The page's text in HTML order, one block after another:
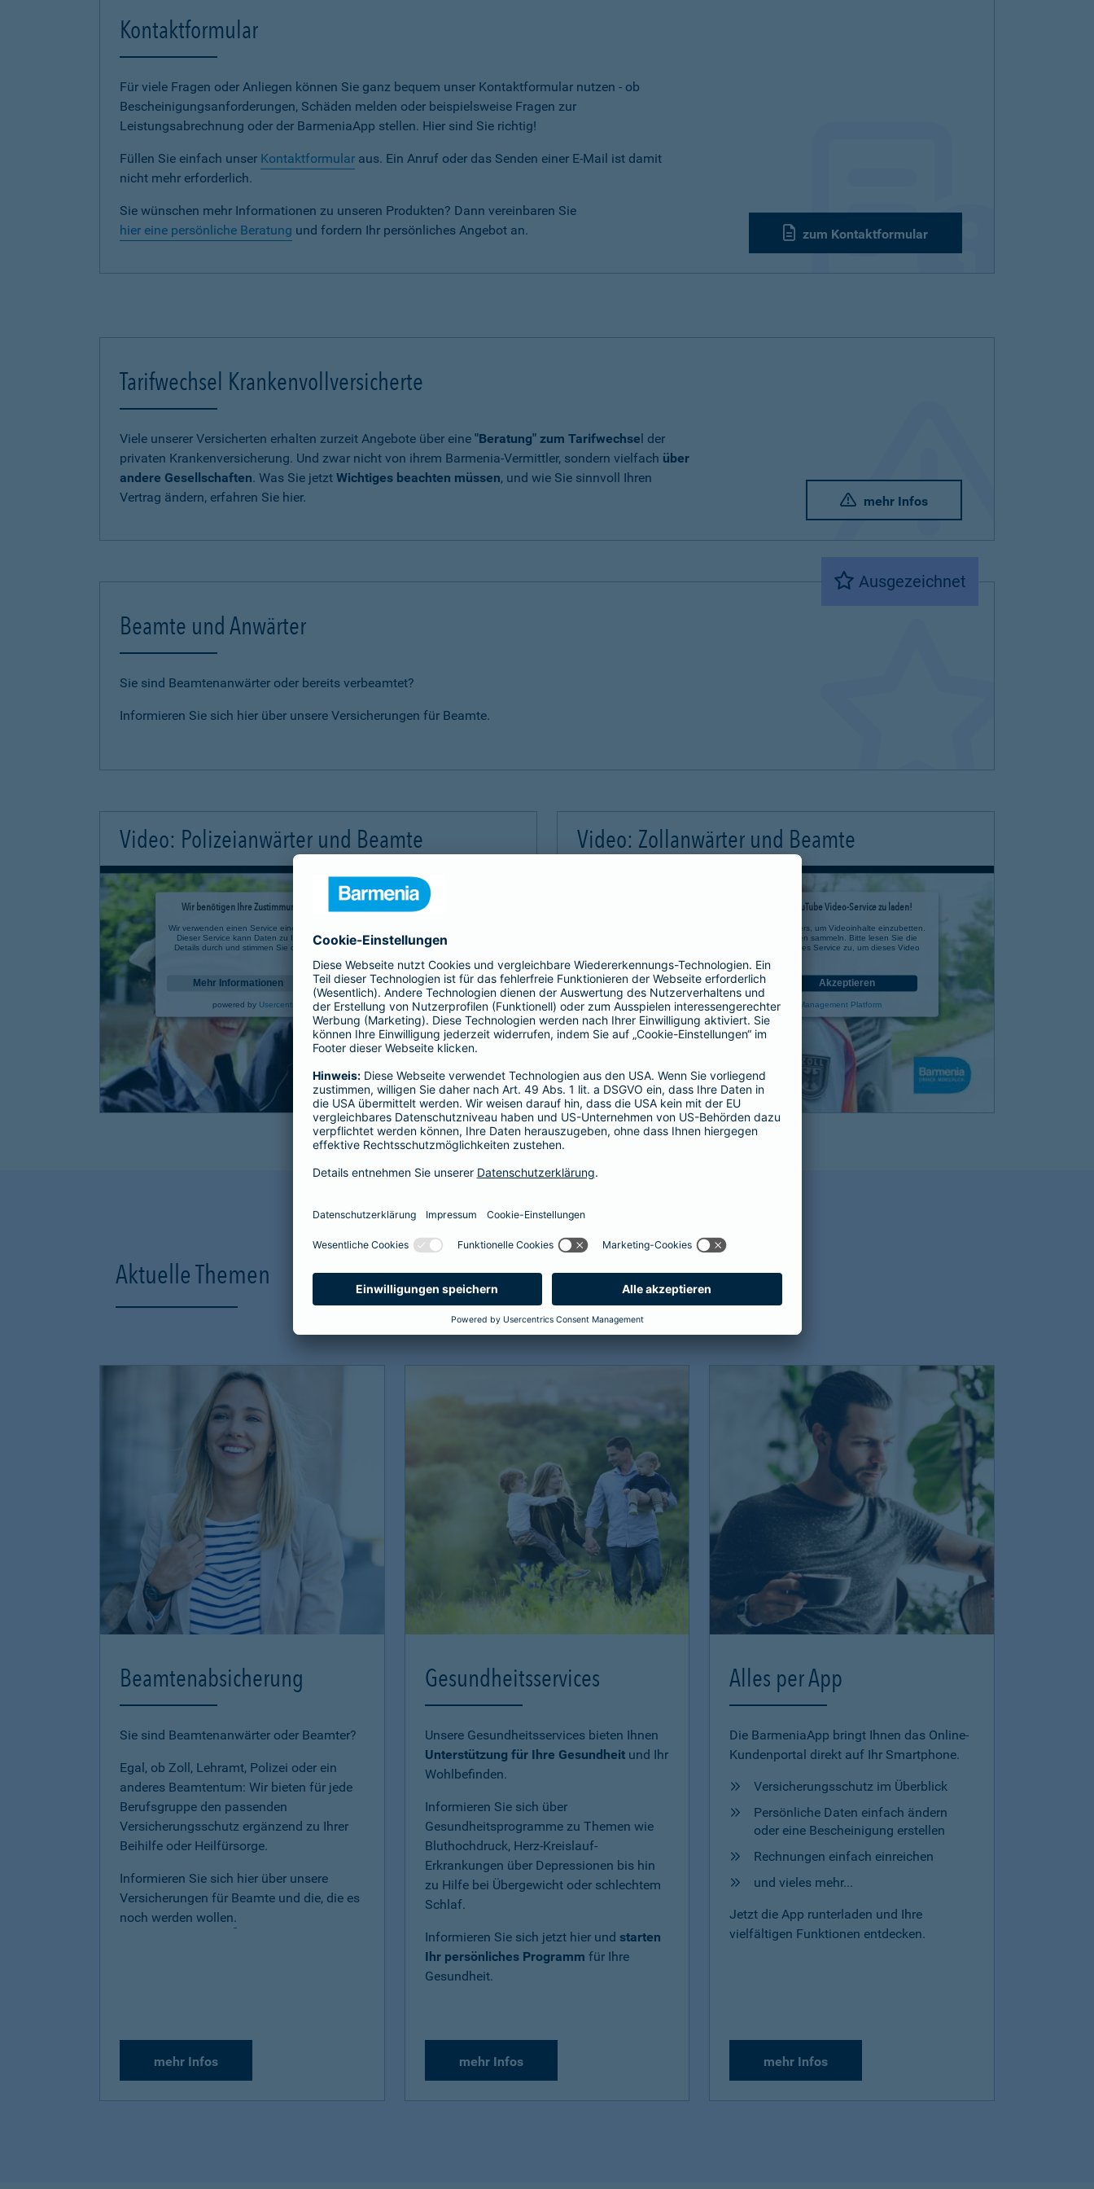
Kontaktformular
Für viele Fragen oder Anliegen können Sie ganz bequem unser Kontaktformular nutzen - ob
Bescheinigungsanforderungen, Schäden melden oder beispielsweise Fragen zur
Leistungsabrechnung oder der BarmeniaApp stellen. Hier sind Sie richtig!
Füllen Sie einfach unser Kontaktformular aus. Ein Anruf oder das Senden einer E-Mail ist damit
nicht mehr erforderlich.
Sie wünschen mehr Informationen zu unseren Produkten? Dann vereinbaren Sie
hier eine persönliche Beratung und fordern Ihr persönliches Angebot an. zum Kontaktformular
Tarifwechsel Krankenvollversicherte
Viele unserer Versicherten erhalten zurzeit Angebote über eine "Beratung" zum Tarifwechsel der
privaten Krankenversicherung. Und zwar nicht von ihrem Barmenia-Vermittler, sondern vielfach über
andere Gesellschaften. Was Sie jetzt Wichtiges beachten müssen, und wie Sie sinnvoll Ihren
Vertrag ändern, erfahren Sie hier.
mehr Infos
Ausgezeichnet
Beamte und Anwärter
Sie sind Beamtenanwärter oder bereits verbeamtet?
Informieren Sie sich hier über unsere Versicherungen für Beamte.
Video: Polizeianwärter und Beamte
Wir benötigen Ihre Zustimmung, um den YouTube Video-Service zu laden!
Wir verwenden einen Service eines Drittanbieters, um Videoinhalte einzubetten.
Dieser Service kann Daten zu Ihren Aktivitäten sammeln. Bitte lesen Sie die
Details durch und stimmen Sie der Nutzung des Service zu, um dieses Video
Mehr Informationen Akzeptieren
powered by Usercentrics Consent Management Platform
Video: Zollanwärter und Beamte
Wir benötigen Ihre Zustimmung, um den YouTube Video-Service zu laden!
Wir verwenden einen Service eines Drittanbieters, um Videoinhalte einzubetten.
Dieser Service kann Daten zu Ihren Aktivitäten sammeln. Bitte lesen Sie die
Details durch und stimmen Sie der Nutzung des Service zu, um dieses Video
Mehr Informationen Akzeptieren
powered byUsercentrics Consent Management Platform
Aktuelle Themen
Beamtenabsicherung
Sie sind Beamtenanwärter oder Beamter?
Egal, ob Zoll, Lehramt, Polizei oder ein
anderes Beamtentum: Wir bieten für jede
Berufsgruppe den passenden
Versicherungsschutz ergänzend zu Ihrer
Beihilfe oder Heilfürsorge.
Informieren Sie sich hier über unsere
Versicherungen für Beamte und die, die es
noch werden wollen.
mehr Infos
Gesundheitsservices
Unsere Gesundheitsservices bieten Ihnen
Unterstützung für Ihre Gesundheitund Ihr
Wohlbefinden.
Informieren Sie sich über
Gesundheitsprogramme zu Themen wie
Bluthochdruck, Herz-Kreislauf-
Erkrankungen über Depressionen bis hin
zu Hilfe bei Übergewicht oder schlechtem
Schlaf.
Informieren Sie sich jetzt hier und starten
Ihr persönliches Programm für Ihre
Gesundheit.
mehr Infos
Alles per App
Die BarmeniaApp bringt Ihnen das Online-
Kundenportal direkt auf Ihr Smartphone.
Versicherungsschutz im Überblick
Persönliche Daten einfach ändern
oder eine Bescheinigung erstellen
Rechnungen einfach einreichen
und vieles mehr...
Jetzt die App runterladen und Ihre
vielfältigen Funktionen entdecken.
mehr Infos